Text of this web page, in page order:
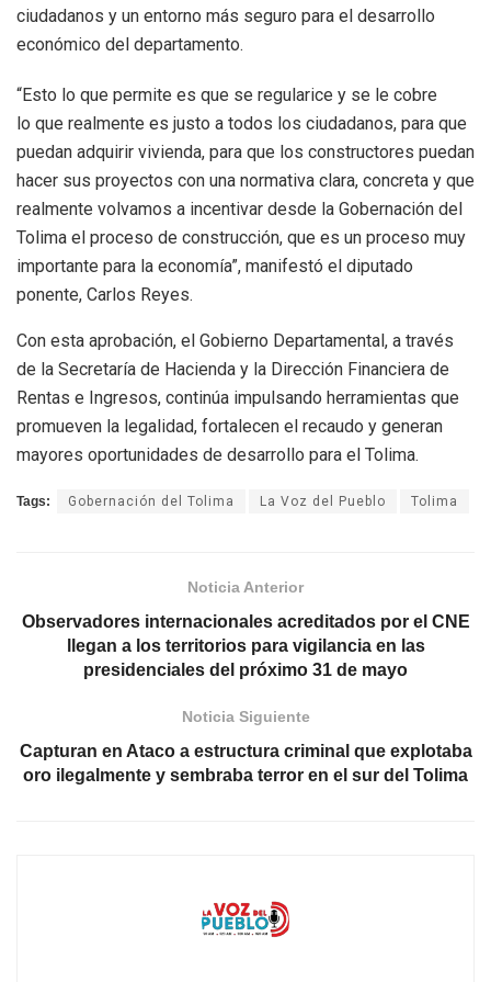
ciudadanos y un entorno más seguro para el desarrollo
económico del departamento.
“Esto lo que permite es que se regularice y se le cobre
lo que realmente es justo a todos los ciudadanos, para que
puedan adquirir vivienda, para que los constructores puedan
hacer sus proyectos con una normativa clara, concreta y que
realmente volvamos a incentivar desde la Gobernación del
Tolima el proceso de construcción, que es un proceso muy
importante para la economía”, manifestó el diputado
ponente, Carlos Reyes.
Con esta aprobación, el Gobierno Departamental, a través
de la Secretaría de Hacienda y la Dirección Financiera de
Rentas e Ingresos, continúa impulsando herramientas que
promueven la legalidad, fortalecen el recaudo y generan
mayores oportunidades de desarrollo para el Tolima.
Tags: Gobernación del Tolima La Voz del Pueblo Tolima
Noticia Anterior
Observadores internacionales acreditados por el CNE
llegan a los territorios para vigilancia en las
presidenciales del próximo 31 de mayo
Noticia Siguiente
Capturan en Ataco a estructura criminal que explotaba
oro ilegalmente y sembraba terror en el sur del Tolima